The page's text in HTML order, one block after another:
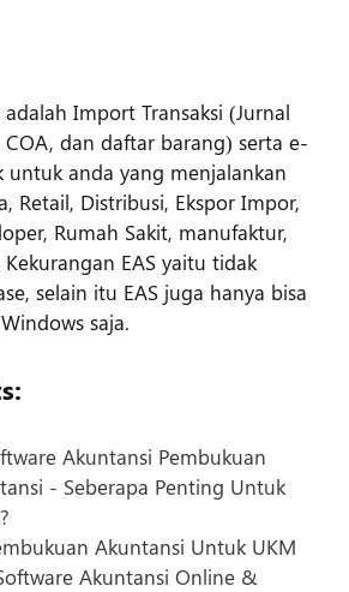
Import Transaksi (Jurnal
dan daftar barang) serta e-
untuk anda yang menjalankan
Retail, Distribusi, Ekspor Impor,
Rumah Sakit, manufaktur,
EAS yaitu tidak
selain itu EAS juga hanya bisa
saja.
Akuntansi Pembukuan
- Seberapa Penting Untuk
Akuntansi Untuk UKM
Akuntansi Online &